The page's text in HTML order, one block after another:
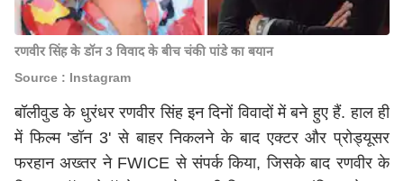
रणवीर सिंह के डॉन 3 विवाद के बीच चंकी पांडे का बयान
Source : Instagram
बॉलीवुड के धुरंधर रणवीर सिंह इन दिनों विवादों में बने हुए हैं. हाल ही
में फिल्म 'डॉन 3' से बाहर निकलने के बाद एक्टर और प्रोड्यूसर
फरहान अख्तर ने FWICE से संपर्क किया, जिसके बाद रणवीर के